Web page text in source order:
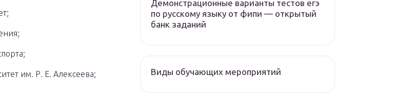
им. Р. Е. Алексеева;
Демонстрационные варианты тестов егэ
по русскому языку от фипи — открытый
банк заданий
Виды обучающих мероприятий